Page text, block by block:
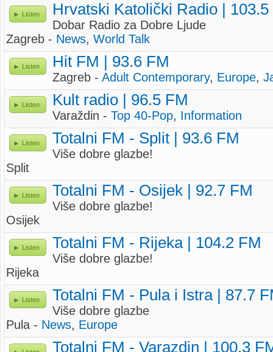
Listen Hrvatski Katolički Radio | 103.5
Dobar Radio za Dobre Ljude
Zagreb - News, World Talk
Listen Hit FM | 93.6 FM
Zagreb - Adult Contemporary, Europe,
Listen Kult radio | 96.5 FM
Varaždin - Top 40-Pop, Information
Listen Totalni FM - Split | 93.6 FM
Više dobre glazbe!
Split
Listen Totalni FM - Osijek | 92.7 FM
Više dobre glazbe!
Osijek
Listen Totalni FM - Rijeka | 104.2 FM
Više dobre glazbe!
Rijeka
Listen Totalni FM - Pula i Istra | 87.7
Više dobre glazbe
Pula - News, Europe
Totalni FM - Varazdin | 100.3